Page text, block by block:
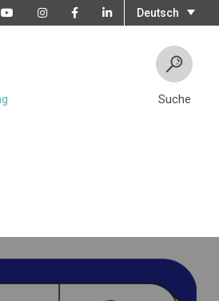
Deutsch
Suche